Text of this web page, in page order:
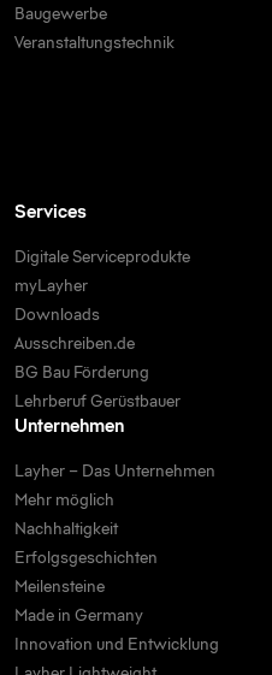
Baugewerbe
Veranstaltungstechnik
Services
Digitale Serviceprodukte
myLayher
Downloads
Ausschreiben.de
BG Bau Förderung
Lehrberuf Gerüstbauer
Unternehmen
Layher – Das Unternehmen
Mehr möglich
Nachhaltigkeit
Erfolgsgeschichten
Meilensteine
Made in Germany
Innovation und Entwicklung